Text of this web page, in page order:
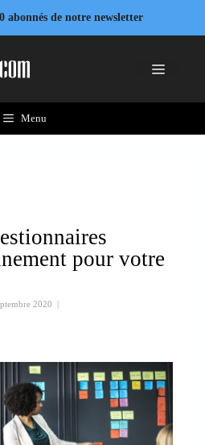
abonnés de notre newsletter
Menu
Menu
pour votre
2020 |